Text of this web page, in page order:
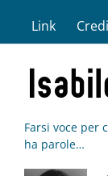
contenuto
Link
Farsi voce per
ha parole…